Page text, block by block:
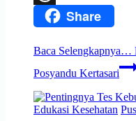
ThreadsShare
Baca Selengkapnya…
Posyandu Kertasari
Edukasi Kesehatan